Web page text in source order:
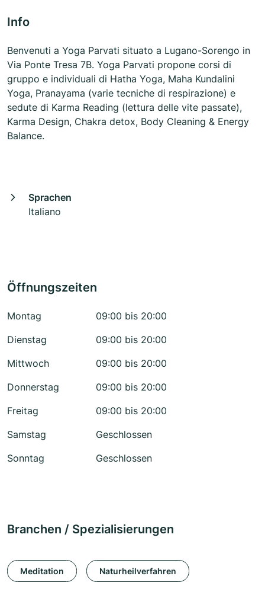
Info
Benvenuti a Yoga Parvati situato a Lugano-Sorengo in
Via Ponte Tresa 7B. Yoga Parvati propone corsi di
gruppo e individuali di Hatha Yoga, Maha Kundalini
Yoga, Pranayama (varie tecniche di respirazione) e
sedute di Karma Reading (lettura delle vite passate),
Karma Design, Chakra detox, Body Cleaning & Energy
Balance.
Sprachen
Italiano
Öffnungszeiten
Montag
09:00 bis 20:00
Dienstag
09:00 bis 20:00
Mittwoch
09:00 bis 20:00
Donnerstag
09:00 bis 20:00
Freitag
09:00 bis 20:00
Samstag
Geschlossen
Sonntag
Geschlossen
Branchen / Spezialisierungen
Meditation Naturheilverfahren